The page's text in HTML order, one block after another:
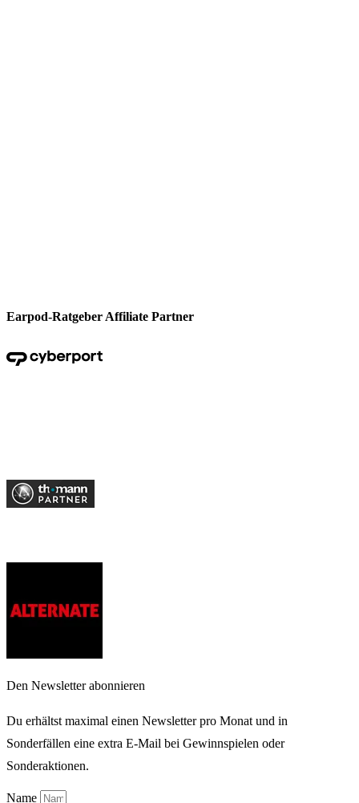
Earpod-Ratgeber Affiliate Partner
Den Newsletter abonnieren
Du erhältst maximal einen Newsletter pro Monat und in
Sonderfällen eine extra E-Mail bei Gewinnspielen oder
Sonderaktionen.
Name